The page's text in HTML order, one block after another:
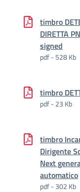
timbro
DIRETTA
signed
pdf - 528 Kb
timbro
pdf - 23 Kb
timbro
Dirigente
Next
automatico
pdf - 302 Kb